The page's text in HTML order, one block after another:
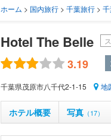
ホーム > 国内旅行 > 千葉旅行 >
Hotel The Belle
3.19
千葉県茂原市八千代2-1-15 地
ホテル概要 写真 （17）